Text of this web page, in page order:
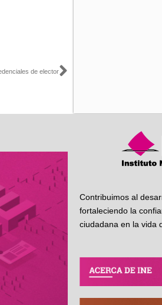
de electorSiguiente
Contribuimos al
fortaleciendo la
ciudadana en la vida